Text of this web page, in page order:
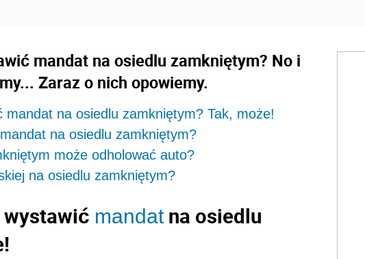
mandat na osiedlu zamkniętym? No i
Zaraz o nich opowiemy.
na osiedlu zamkniętym? Tak, może!
na osiedlu zamkniętym?
może odholować auto?
na osiedlu zamkniętym?
wystawić mandatna osiedlu